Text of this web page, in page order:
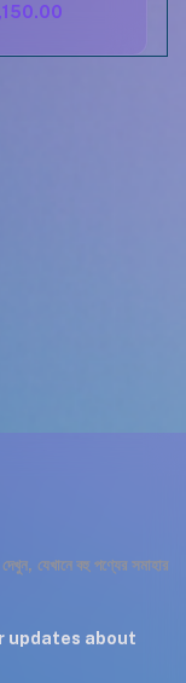
যেখানে বহু পণ্যের সমাহার
updates about